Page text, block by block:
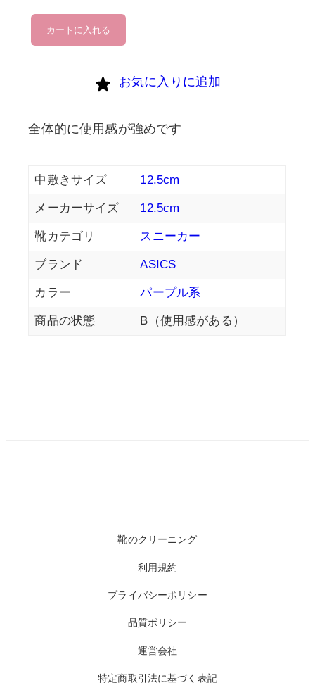
asics
個
カートに入れる
お気に入りに追加
全体的に使用感が強めです
中敷きサイズ 12.5cm
メーカーサイズ 12.5cm
靴カテゴリ スニーカー
ブランド ASICS
カラー パープル系
商品の状態 B（使用感がある）
靴のクリーニング
利用規約
プライバシーポリシー
品質ポリシー
運営会社
特定商取引法に基づく表記